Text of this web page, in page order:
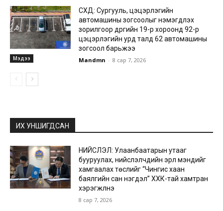
Мэдээ
СХД: Сургууль, цэцэрлэгийн
автомашины зогсоолыг нэмэгдүүлэх
зорилгоор дүүргийн 19-р хороонд 92-р
цэцэрлэгийн урд талд 62 автомашины
зогсоол барьжээ
Mandmn - 8 сар 7, 2026
ИХ УНШИГДСАН
НИЙСЛЭЛ: Улаанбаатарын утааг
бууруулах, нийслэлчүүдийн эрүүл мэндийг
хамгаалах төслийг “Чингис хаан
баялгийн сан нэгдэл” ХХК-тай хамтран
хэрэгжүүлнэ
8 сар 7, 2026